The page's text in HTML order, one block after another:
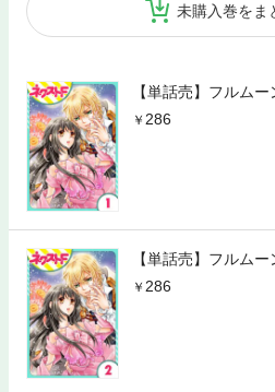
未購入巻をま
【単話売】フルム
286
【単話売】フルム
286